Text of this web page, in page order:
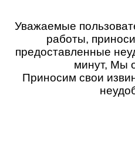
Уважаемые
работы,
предоставленные
минут, Мы
Приносим свои